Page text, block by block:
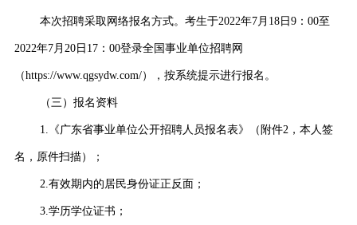
本次招聘采取网络报名方式。考生于2022年7月18日9：00至
2022年7月20日17：00登录全国事业单位招聘网
（https://www.qgsydw.com/），按系统提示进行报名。
（三）报名资料
1.《广东省事业单位公开招聘人员报名表》（附件2，本人签
名，原件扫描）；
2.有效期内的居民身份证正反面；
3.学历学位证书；